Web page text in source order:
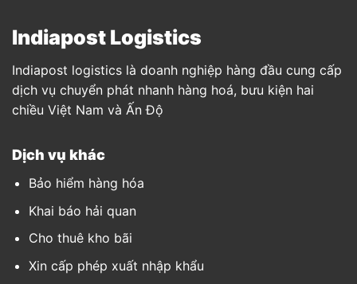
Indiapost Logistics
Indiapost logistics là doanh nghiệp hàng đầu cung cấp
dịch vụ chuyển phát nhanh hàng hoá, bưu kiện hai
chiều Việt Nam và Ấn Độ
Dịch vụ khác
Bảo hiểm hàng hóa
Khai báo hải quan
Cho thuê kho bãi
Xin cấp phép xuất nhập khẩu